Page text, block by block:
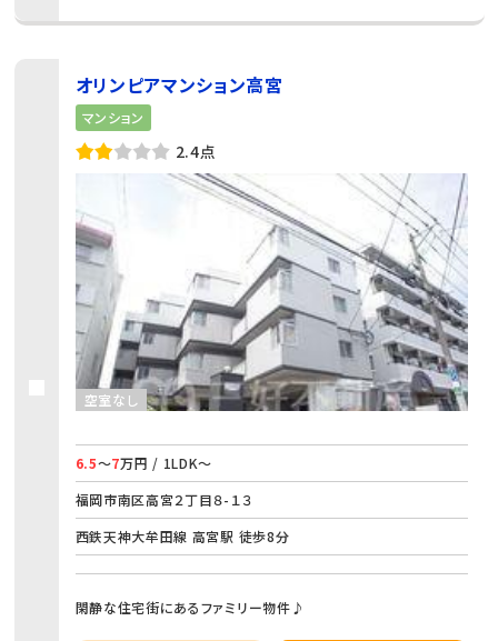
オリンピアマンション高宮
マンション
2.4点
空室なし
6.5～7万円 / 1LDK～
福岡市南区高宮２丁目８-１３
西鉄天神大牟田線 高宮駅 徒歩8分
閑静な住宅街にあるファミリー物件♪